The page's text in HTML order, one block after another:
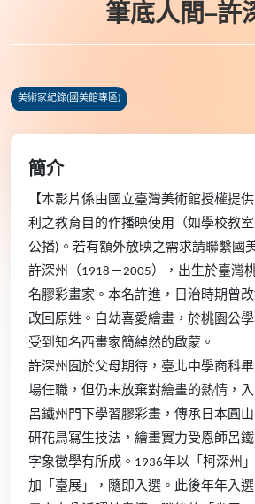
筆底人間─許
美術家紀錄(國美館專區)
簡介
【本影片係由國立臺灣美術館授權提
利之教育目的作播映使用（如學校教
公播)。若有額外放映之需求請聯繫國
許深州（1918－2005），出生於臺灣
名膠彩畫家。本名許進，日治時期曾
改回原姓。自幼喜愛繪畫，於桃園公
受到知名西畫家簡綽然的啟蒙。
許深州囿於父母期待，臺北中學商科
場任職，但仍未放棄對繪畫的熱情，入
呂鐵州門下學習膠彩畫，傳承日本圓
研花鳥寫生技法，繪畫實力受恩師呂鐵
字象徵學有所成。1936年以「柯深州
加「臺展」，隨即入選。此後年年入